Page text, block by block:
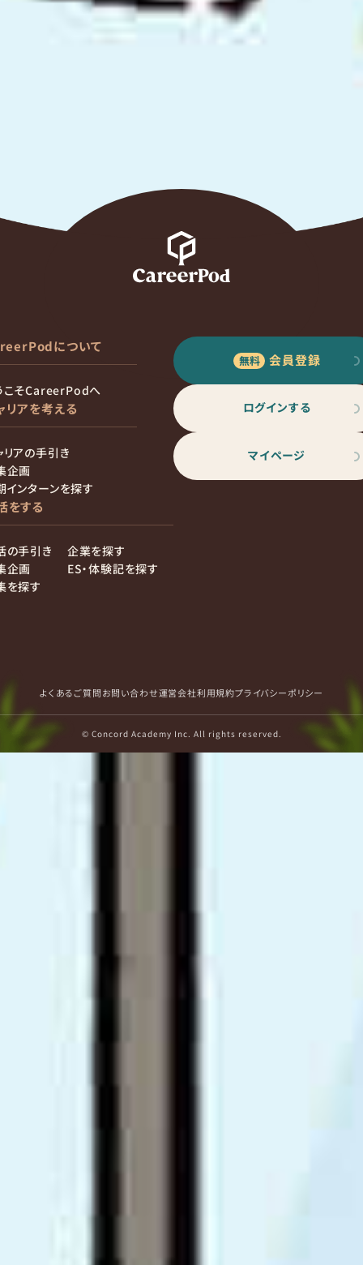
について
こそCareerPodへ
リアを考える
リアの手引き
企画
インターンを探す
をする
の手引き
企画
を探す
企業を探す
ES・体験記を探す
会員登録
ログインする
マイページ
よくあるご質問お問い合わせ運営会社利用規約プライバシーポリシー
© Concord Academy Inc. All rights reserved.